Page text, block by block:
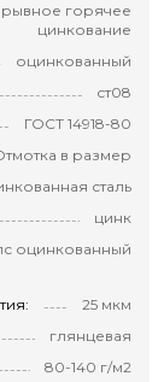
горячее
цинкование
оцинкованный
ст08
ГОСТ 14918-80
в размер
сталь
цинк
оцинкованный
25 мкм
глянцевая
80-140 г/м2